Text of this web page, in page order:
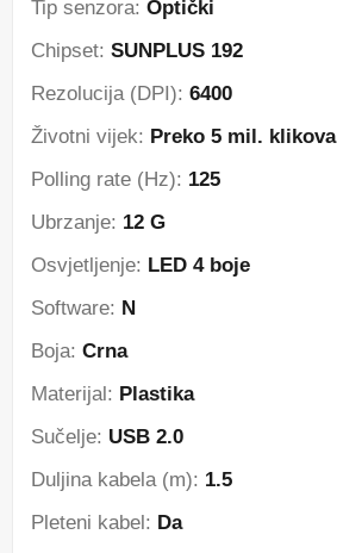
Tip senzora: Optički
Chipset: SUNPLUS 192
Rezolucija (DPI): 6400
Životni vijek: Preko 5 mil. klikova
Polling rate (Hz): 125
Ubrzanje: 12 G
Osvjetljenje: LED 4 boje
Software: N
Boja: Crna
Materijal: Plastika
Sučelje: USB 2.0
Duljina kabela (m): 1.5
Pleteni kabel: Da